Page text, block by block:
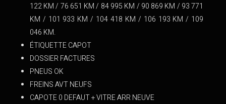
122 KM / 76 651 KM / 84 995 KM / 90 869 KM / 93 771
KM / 101 933 KM / 104 418 KM / 106 193 KM / 109
046 KM.
ÉTIQUETTE CAPOT
DOSSIER FACTURES
PNEUS OK
FREINS AVT NEUFS
CAPOTE 0 DEFAUT + VITRE ARR NEUVE